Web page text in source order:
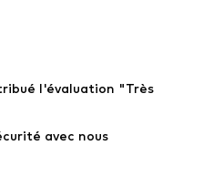
Exclusifl'évaluation "Très
avec nous